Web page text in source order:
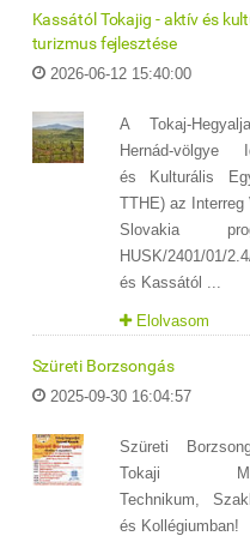
Kassától Tokajig - aktív és
turizmus fejlesztése
2026-06-12 15:40:00
A Tokaj-
Hernád-völgye
és Kulturális
TTHE) az Interreg
Slovakia
HUSK/2401/01/
és Kassától ...
Elolvasom
Szüreti Borzsongás
2025-09-30 16:04:57
Szüreti
Tokaji
Technikum,
és Kollégiumban!